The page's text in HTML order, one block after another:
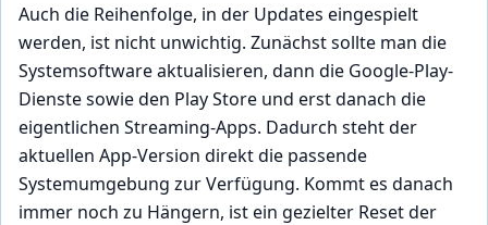
Auch die Reihenfolge, in der Updates eingespielt
werden, ist nicht unwichtig. Zunächst sollte man die
Systemsoftware aktualisieren, dann die Google-Play-
Dienste sowie den Play Store und erst danach die
eigentlichen Streaming-Apps. Dadurch steht der
aktuellen App-Version direkt die passende
Systemumgebung zur Verfügung. Kommt es danach
immer noch zu Hängern, ist ein gezielter Reset der